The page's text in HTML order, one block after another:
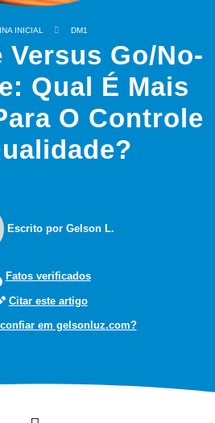
INICIAL DM1
Versus Go/No-
Qual É Mais
O Controle
Escrito por Gelson L.
Fatos verificados
Citar este artigo
em gelsonluz.com?